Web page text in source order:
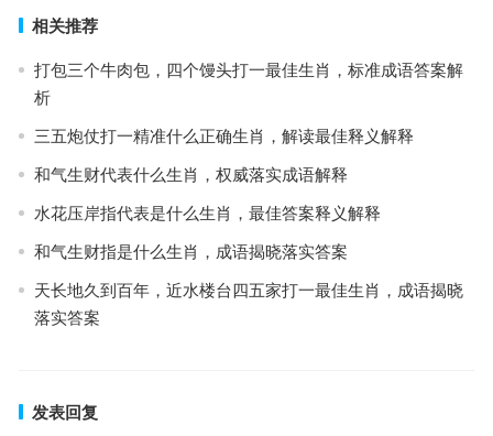
相关推荐
打包三个牛肉包，四个馒头打一最佳生肖，标准成语答案解
析
三五炮仗打一精准什么正确生肖，解读最佳释义解释
和气生财代表什么生肖，权威落实成语解释
水花压岸指代表是什么生肖，最佳答案释义解释
和气生财指是什么生肖，成语揭晓落实答案
天长地久到百年，近水楼台四五家打一最佳生肖，成语揭晓
落实答案
发表回复